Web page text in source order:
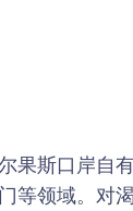
果斯口岸自
等领域。对